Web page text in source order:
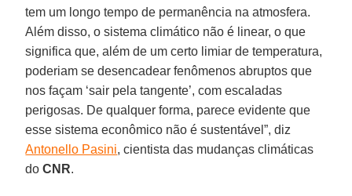
tem um longo tempo de permanência na atmosfera.
Além disso, o sistema climático não é linear, o que
significa que, além de um certo limiar de temperatura,
poderiam se desencadear fenômenos abruptos que
nos façam ‘sair pela tangente’, com escaladas
perigosas. De qualquer forma, parece evidente que
esse sistema econômico não é sustentável”, diz
Antonello Pasini, cientista das mudanças climáticas
doCNR.